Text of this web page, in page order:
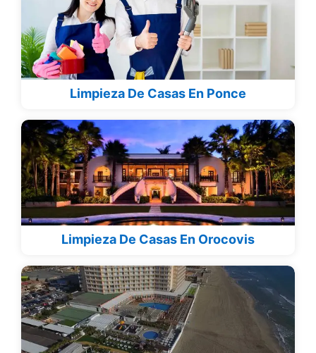
Limpieza De Casas En Ponce
Limpieza De Casas En Orocovis